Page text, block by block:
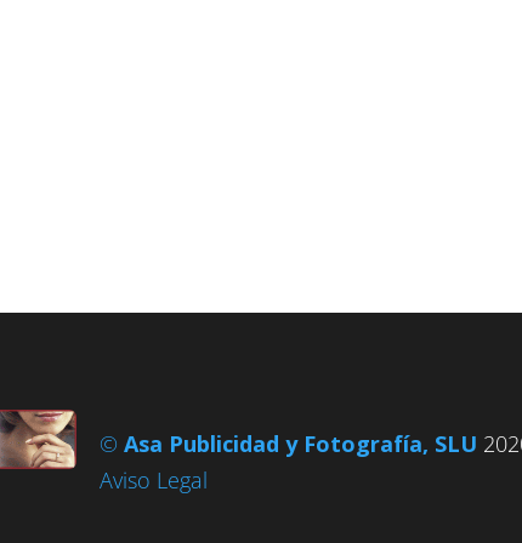
©Asa Publicidad y Fotografía, SLU
Aviso Legal